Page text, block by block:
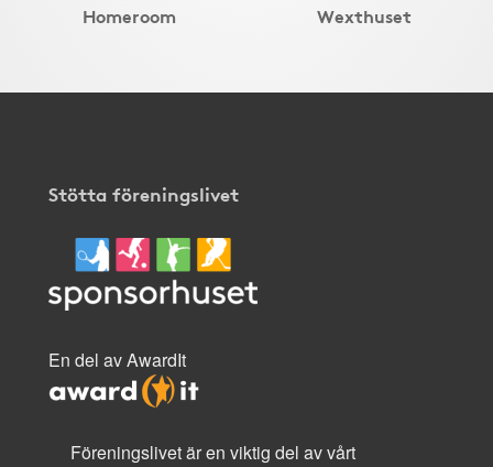
Homeroom Wexthuset
Stötta föreningslivet
En del av AwardIt
Föreningslivet är en viktig del av vårt